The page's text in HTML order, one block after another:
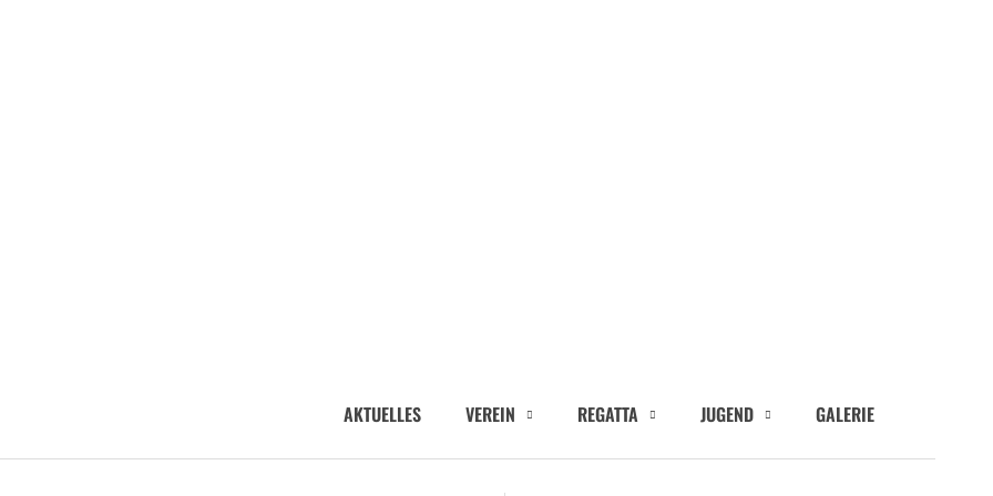
AKTUELLES VEREIN REGATTA JUGEND GALERIE